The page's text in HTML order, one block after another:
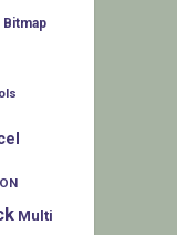
Bitmap
Multi